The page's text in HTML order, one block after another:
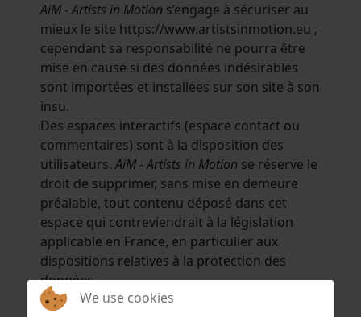
AiM - Artists in Motion s’engage à sécuriser au
mieux le site https://www.artistsinmotion.eu ,
cependant sa responsabilité ne pourra être
mise en cause si des données indésirables
sont importées et installées sur son site à son
insu.
Des espaces interactifs (espace contact ou
commentaires) sont à la disposition des
utilisateurs.AiM - Artists in Motion se réserve le
droit de supprimer, sans mise en demeure
préalable, tout contenu déposé dans cet
espace qui contreviendrait à la législation
applicable en France, en particulier aux
dispositions relatives à la protection des
données.
Le cas échéant,AiM - Artists in Motion
We use cookies